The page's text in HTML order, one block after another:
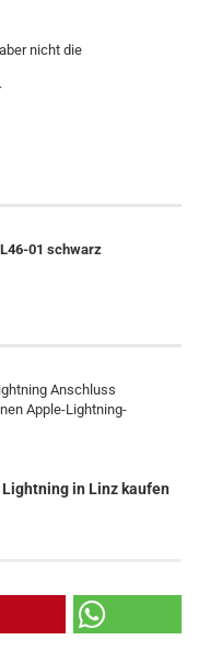
nicht die
01 schwarz
Anschluss
Apple-Lightning-
Lightningin Linz kaufen